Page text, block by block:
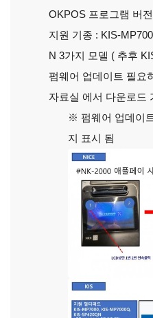
OKPOS 프로그램 버
지원 기종 : KIS-
N 3가지 모델 ( 추후
펌웨어 업데이트 필요
자료실 에서 다운로드
※ 펌웨어 업데이
지 표시 됨